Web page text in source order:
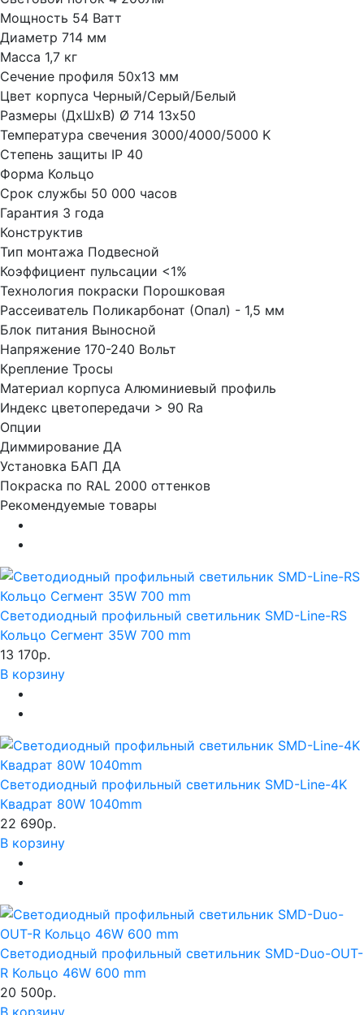
Мощность 54 Ватт
Диаметр 714 мм
Масса 1,7 кг
Сечение профиля 50х13 мм
Цвет корпуса Черный/Серый/Белый
Размеры (ДхШхВ) Ø 714 13х50
Температура свечения 3000/4000/5000 K
Степень защиты IP 40
Форма Кольцо
Срок службы 50 000 часов
Гарантия 3 года
Конструктив
Тип монтажа Подвесной
Коэффициент пульсации <1%
Технология покраски Порошковая
Рассеиватель Поликарбонат (Опал) - 1,5 мм
Блок питания Выносной
Напряжение 170-240 Вольт
Крепление Тросы
Материал корпуса Алюминиевый профиль
Индекс цветопередачи > 90 Ra
Опции
Диммирование ДА
Установка БАП ДА
Покраска по RAL 2000 оттенков
Рекомендуемые товары
Светодиодный профильный светильник SMD-Line-RS
Кольцо Сегмент 35W 700 mm
13 170р.
В корзину
Светодиодный профильный светильник SMD-Line-4K
Квадрат 80W 1040mm
22 690р.
В корзину
Светодиодный профильный светильник SMD-Duo-OUT-
R Кольцо 46W 600 mm
20 500р.